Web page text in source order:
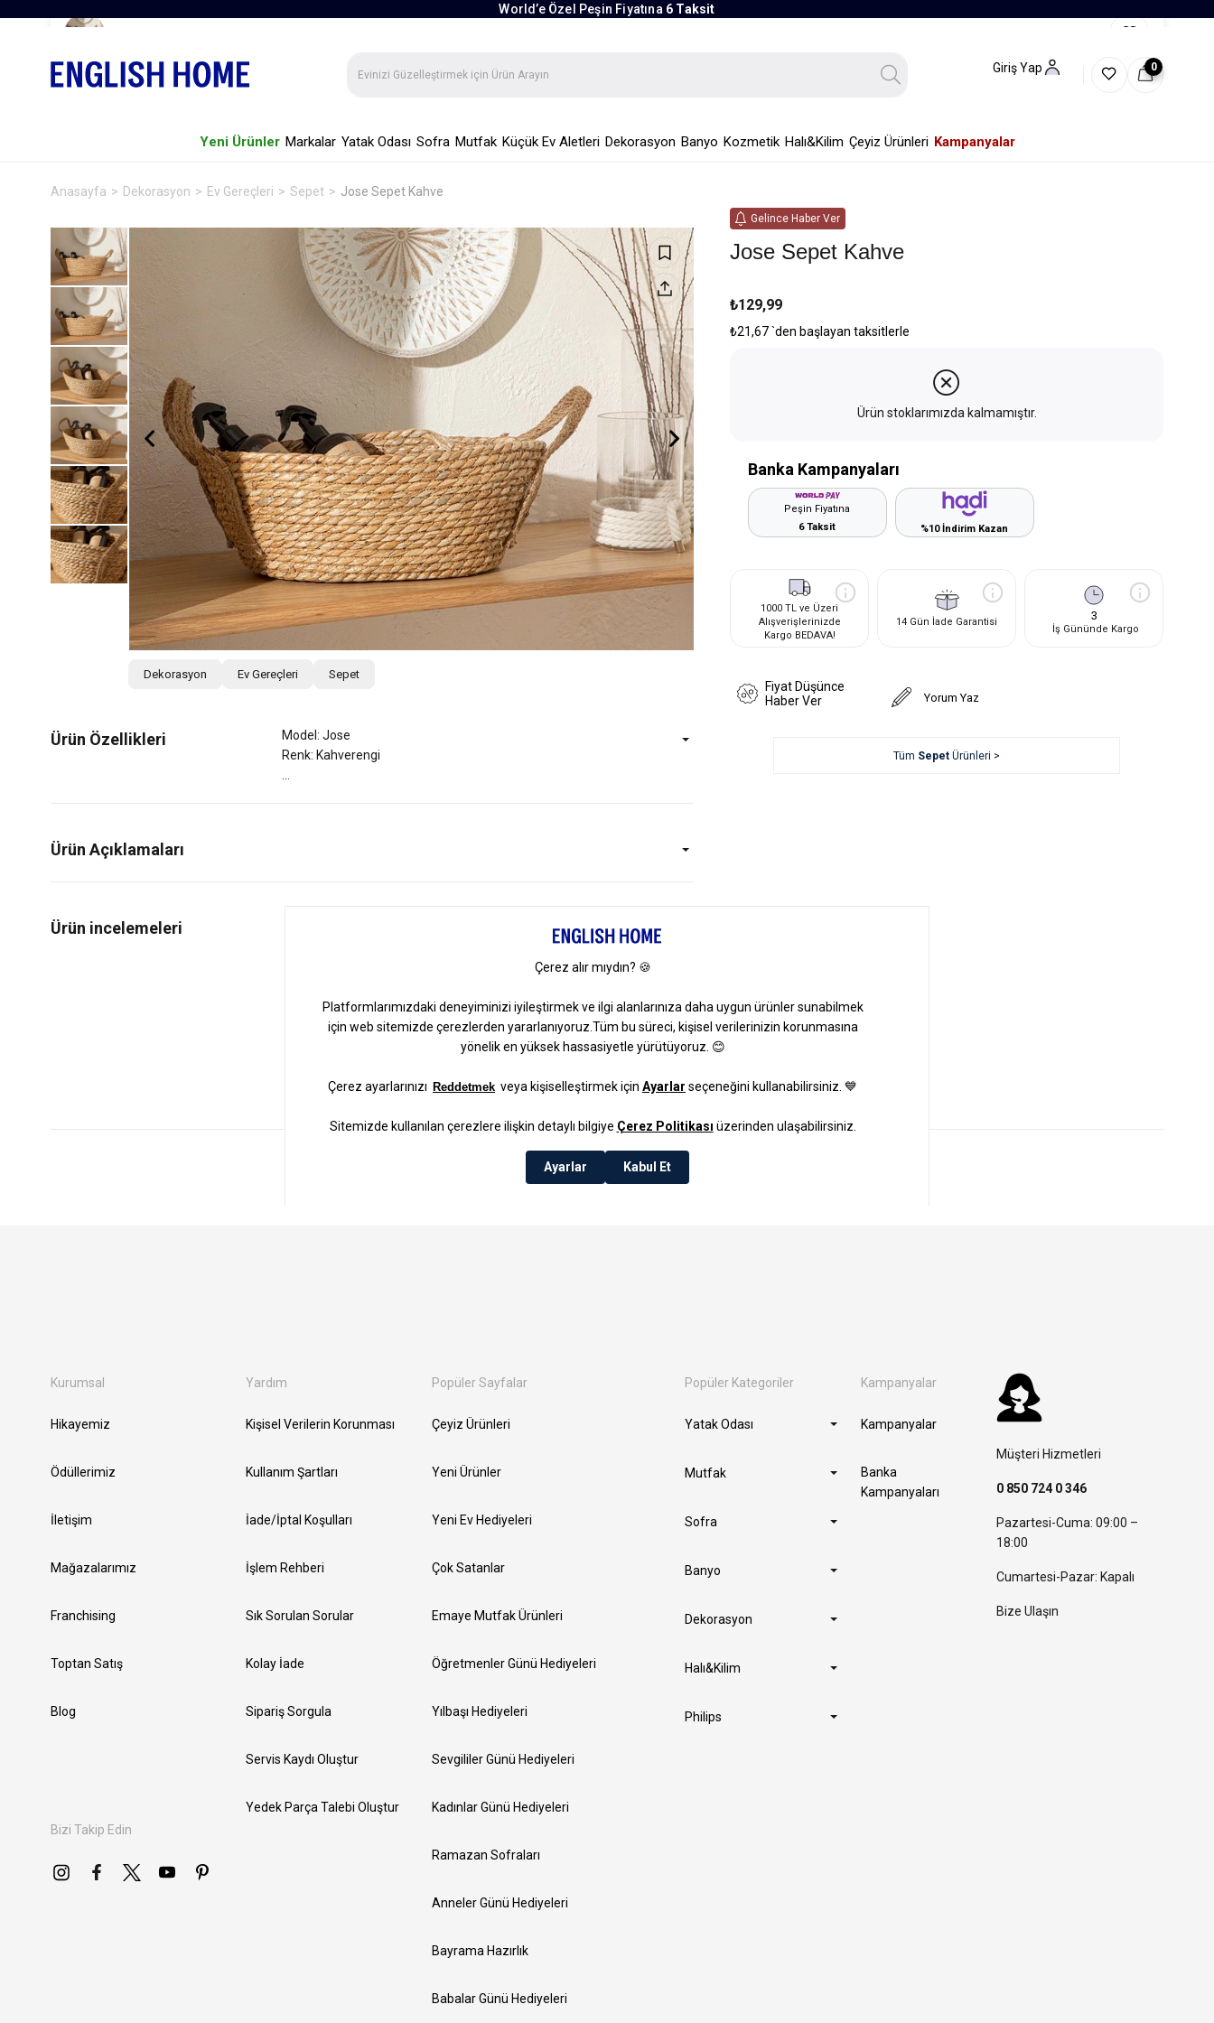
World’e Özel Peşin Fiyatına 6 Taksit
Giriş Yap 0
Yeni Ürünler Markalar Yatak Odası Sofra Mutfak Küçük Ev Aletleri Dekorasyon Banyo Kozmetik Halı&Kilim Çeyiz Ürünleri Kampanyalar
Anasayfa Dekorasyon Ev Gereçleri Sepet Jose Sepet Kahve
Dekorasyon Ev Gereçleri Sepet
Ürün Özellikleri
Model: Jose
Renk: Kahverengi
Ürün Açıklamaları
Gelince Haber Ver
Jose Sepet Kahve
₺129,99
₺21,67`den başlayan taksitlerle
Ürün stoklarımızda kalmamıştır.
Banka Kampanyaları
Peşin Fiyatına
6 Taksit
%10 İndirim Kazan
1000 TL ve Üzeri
Alışverişlerinizde
Kargo BEDAVA!
14 Gün İade Garantisi 3
İş Gününde Kargo
Fiyat Düşünce
Haber Ver
Yorum Yaz
Tüm Sepet Ürünleri >
Kurumsal
Hikayemiz
Ödüllerimiz
İletişim
Mağazalarımız
Franchising
Toptan Satış
Blog
Bizi Takip Edin
Yardım
Kişisel Verilerin Korunması
Kullanım Şartları
İade/İptal Koşulları
İşlem Rehberi
Sık Sorulan Sorular
Kolay İade
Sipariş Sorgula
Servis Kaydı Oluştur
Yedek Parça Talebi Oluştur
Popüler Sayfalar
Çeyiz Ürünleri
Yeni Ürünler
Yeni Ev Hediyeleri
Çok Satanlar
Emaye Mutfak Ürünleri
Öğretmenler Günü Hediyeleri
Yılbaşı Hediyeleri
Sevgililer Günü Hediyeleri
Kadınlar Günü Hediyeleri
Ramazan Sofraları
Anneler Günü Hediyeleri
Bayrama Hazırlık
Babalar Günü Hediyeleri
Popüler Kategoriler
Yatak Odası
Mutfak
Sofra
Banyo
Dekorasyon
Halı&Kilim
Philips
Kampanyalar
Kampanyalar
Banka
Kampanyaları
Müşteri Hizmetleri
0 850 724 0 346
Pazartesi-Cuma: 09:00 –
18:00
Cumartesi-Pazar: Kapalı
Bize Ulaşın